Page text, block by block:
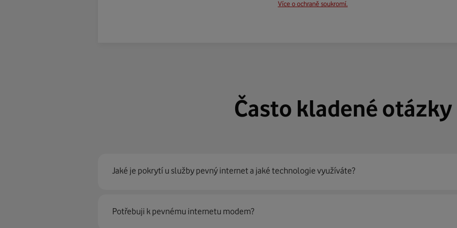
Více o ochraně soukromí.
Často kladené otázky
Jaké je pokrytí u služby pevný internet a jaké technologie využíváte?
Pevný internet můžeme nabídnout99 % českých domácností
prostřednictvím několika
Potřebuji k pevnému internetu modem?